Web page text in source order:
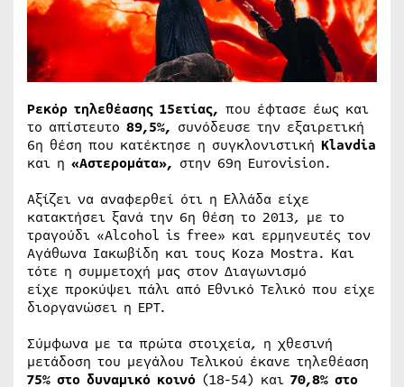
Ρεκόρ τηλεθέασης 15ετίας, που έφτασε έως και
το απίστευτο 89,5%, συνόδευσε την εξαιρετική
6η θέση που κατέκτησε η συγκλονιστική Klavdia
και η «Αστερομάτα», στην 69η Eurovision.
Αξίζει να αναφερθεί ότι η Ελλάδα είχε
κατακτήσει ξανά την 6η θέση το 2013, με το
τραγούδι «Αlcohol is free» και ερμηνευτές τον
Αγάθωνα Ιακωβίδη και τους Koza Μostra. Και
τότε η συμμετοχή μας στον Διαγωνισμό
είχε προκύψει πάλι από Εθνικό Τελικό που είχε
διοργανώσει η ΕΡΤ.
Σύμφωνα με τα πρώτα στοιχεία, η χθεσινή
μετάδοση του μεγάλου Τελικού έκανε τηλεθέαση
75% στο δυναμικό κοινό (18-54) και 70,8% στο